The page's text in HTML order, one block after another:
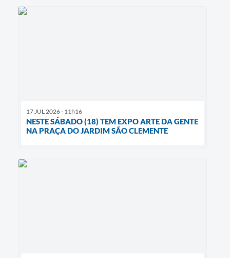
17 JUL 2026 - 11h16
NESTE SÁBADO (18) TEM EXPO ARTE DA GENTE
NA PRAÇA DO JARDIM SÃO CLEMENTE